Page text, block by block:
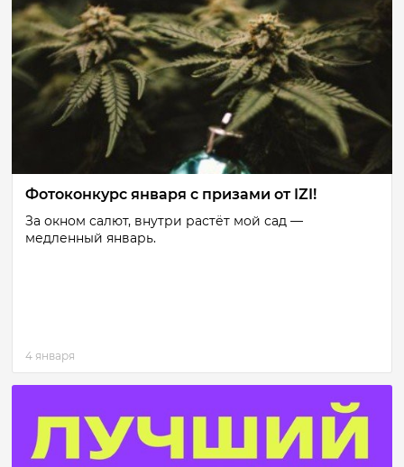
Фотоконкурс января с призами от IZI!
За окном салют, внутри растёт мой сад —
медленный январь.
4 января